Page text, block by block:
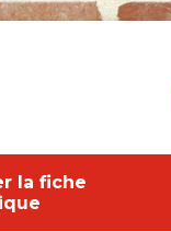
la fiche